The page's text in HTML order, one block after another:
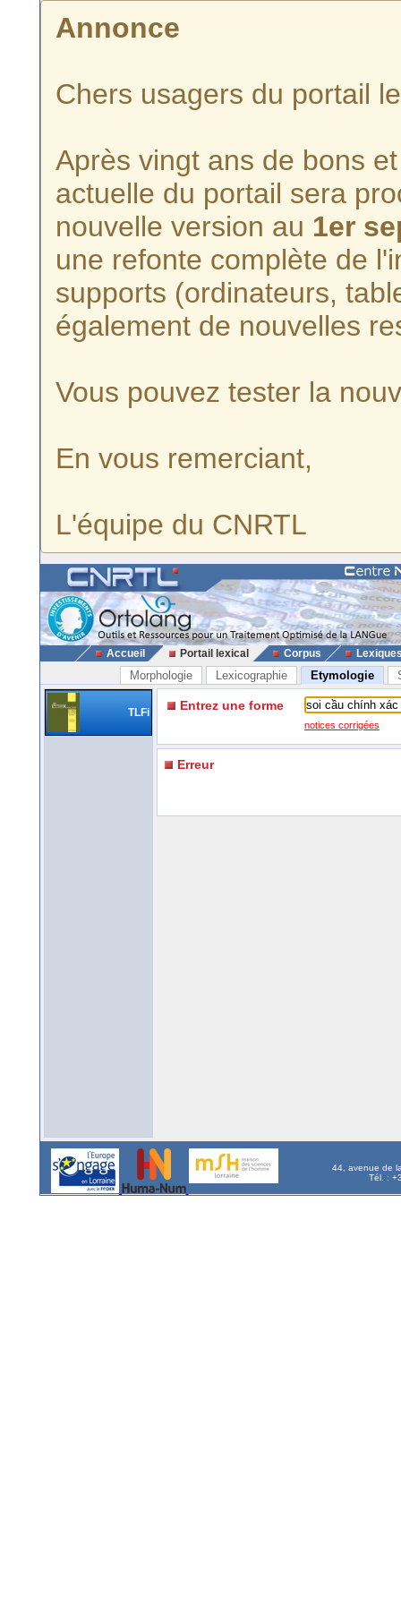
Annonce
Chers usagers du portail
Après vingt ans de bons
actuelle du portail sera
nouvelle version au 1er
une refonte complète de
supports (ordinateurs,
également de nouvelles
Vous pouvez tester la
En vous remerciant,
L'équipe du CNRTL
Accueil Portail lexical Corpus
Morphologie Lexicographie Etymologie
TLFi Entrez une forme
notices corrigées
Erreur
44, avenue de
Tél. :